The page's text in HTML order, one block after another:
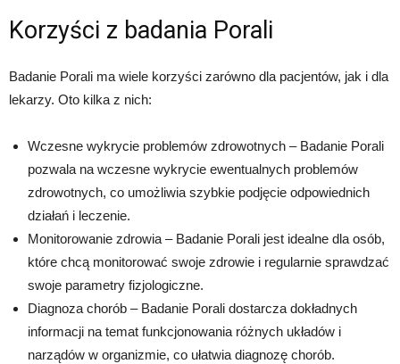
Korzyści z badania Porali
Badanie Porali ma wiele korzyści zarówno dla pacjentów, jak i dla
lekarzy. Oto kilka z nich:
Wczesne wykrycie problemów zdrowotnych – Badanie Porali
pozwala na wczesne wykrycie ewentualnych problemów
zdrowotnych, co umożliwia szybkie podjęcie odpowiednich
działań i leczenie.
Monitorowanie zdrowia – Badanie Porali jest idealne dla osób,
które chcą monitorować swoje zdrowie i regularnie sprawdzać
swoje parametry fizjologiczne.
Diagnoza chorób – Badanie Porali dostarcza dokładnych
informacji na temat funkcjonowania różnych układów i
narządów w organizmie, co ułatwia diagnozę chorób.